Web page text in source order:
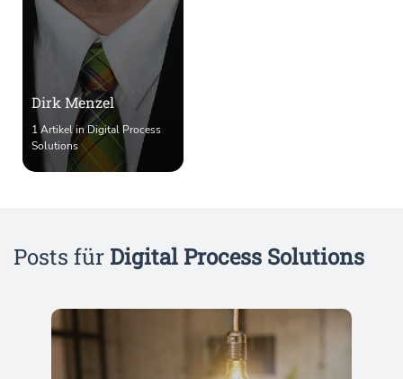
Dirk Menzel
1 Artikel in Digital Process
Solutions
Posts für Digital Process Solutions